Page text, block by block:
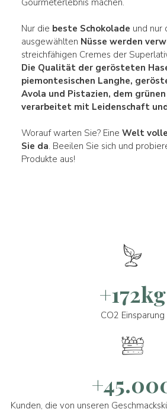
Nur die beste Schokolade und nur
ausgewählten Nüsse werden
streichfähigen Cremes der
Die Qualität der gerösteten
piemontesischen Langhe,
Avola und Pistazien, dem
verarbeitet mit Leidenschaft
Worauf warten Sie? Eine Welt
Sie da. Beeilen Sie sich und
Produkte aus!
+172kg
CO2 Einsparung
Kunden, die von unseren